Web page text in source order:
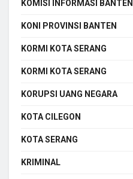
KOMISI INFORMASI BANTEN
KONI PROVINSI BANTEN
KORMI KOTA SERANG
KORMI KOTA SERANG
KORUPSI UANG NEGARA
KOTA CILEGON
KOTA SERANG
KRIMINAL